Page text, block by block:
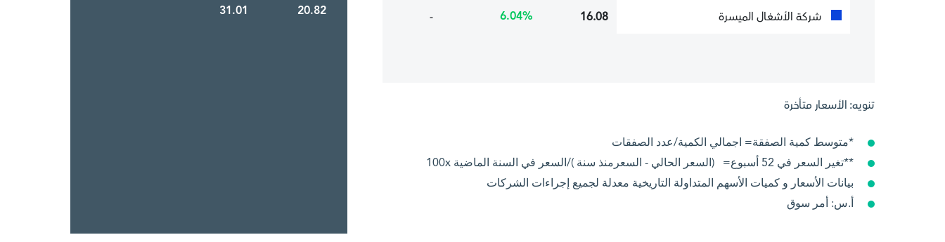
شركة الأشغال الميسرة 16.08
6.04%
-
تنويه: الأسعار متأخرة
*متوسط كمية الصفقة= اجمالي الكمية/عدد الصفقات
**تغير السعر في 52 أسبوع= (السعر الحالي - السعرمنذ سنة )/السعر في السنة الماضية 100x
بيانات الأسعار و كميات الأسهم المتداولة التاريخية معدلة لجميع إجراءات الشركات
أ.س: أمر سوق
20.82
31.01